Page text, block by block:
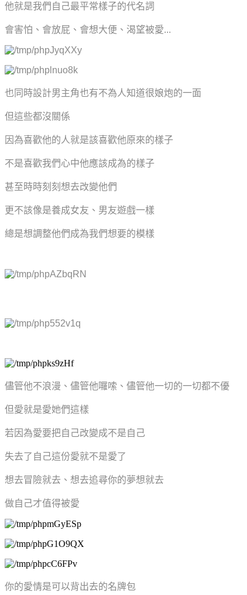
他就是我們自己最平常樣子的代名詞
會害怕 、會放屁 、會想大便、渴望被愛...
也同時設計男主角也有不為人知道很娘炮的一面
但這些都沒關係
因為喜歡他的人就是該喜歡他原來的樣子
不是喜歡我們心中他應該成為的樣子
甚至時時刻刻想去改變他們
更不該像是養成女友、男友遊戲一樣
總是想調整他們成為我們想要的模樣
儘管他不浪漫、儘管他囉嗦、儘管他一切的一切都不優
但愛就是愛她們這樣
若因為愛要把自己改變成不是自己
失去了自己這份愛就不是愛了
想去冒險就去、想去追尋你的夢想就去
做自己才值得被愛
你的愛情是可以背出去的名牌包